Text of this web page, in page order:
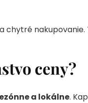
nakupovanie.
ceny?
a lokálne.